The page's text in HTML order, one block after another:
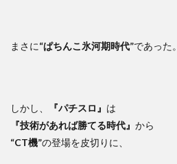
まさに“ぱちんこ氷河期時代”であった。
しかし、 『パチスロ』 は
『技術があれば勝てる時代』 から
“CT機”の登場を皮切りに、